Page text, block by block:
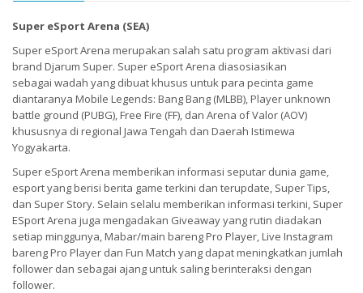
Super eSport Arena (SEA)
Super eSport Arena merupakan salah satu program aktivasi dari
brand Djarum Super. Super eSport Arena diasosiasikan
sebagai wadah yang dibuat khusus untuk para pecinta game
diantaranya Mobile Legends: Bang Bang (MLBB), Player unknown
battle ground (PUBG), Free Fire (FF), dan Arena of Valor (AOV)
khususnya di regional Jawa Tengah dan Daerah Istimewa
Yogyakarta.
Super eSport Arena memberikan informasi seputar dunia game,
esport yang berisi berita game terkini dan terupdate, Super Tips,
dan Super Story. Selain selalu memberikan informasi terkini, Super
ESport Arena juga mengadakan Giveaway yang rutin diadakan
setiap minggunya, Mabar/main bareng Pro Player, Live Instagram
bareng Pro Player dan Fun Match yang dapat meningkatkan jumlah
follower dan sebagai ajang untuk saling berinteraksi dengan
follower.